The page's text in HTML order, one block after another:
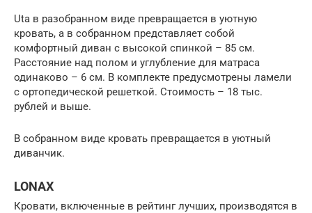
Uta в разобранном виде превращается в уютную
кровать, а в собранном представляет собой
комфортный диван с высокой спинкой – 85 см.
Расстояние над полом и углубление для матраса
одинаково – 6 см. В комплекте предусмотрены ламели
с ортопедической решеткой. Стоимость – 18 тыс.
рублей и выше.
В собранном виде кровать превращается в уютный
диванчик.
LONAX
Кровати, включенные в рейтинг лучших, производятся в